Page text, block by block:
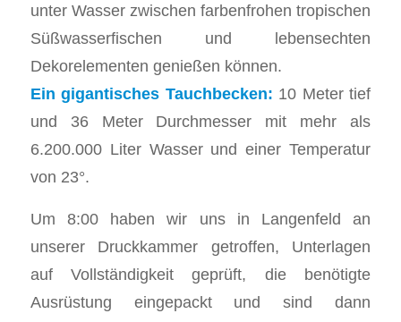
unter Wasser zwischen farbenfrohen tropischen
Süßwasserfischen und lebensechten
Dekorelementen genießen können.
Ein gigantisches Tauchbecken: 10 Meter tief
und 36 Meter Durchmesser mit mehr als
6.200.000 Liter Wasser und einer Temperatur
von 23°.
Um 8:00 haben wir uns in Langenfeld an
unserer Druckkammer getroffen, Unterlagen
auf Vollständigkeit geprüft, die benötigte
Ausrüstung eingepackt und sind dann